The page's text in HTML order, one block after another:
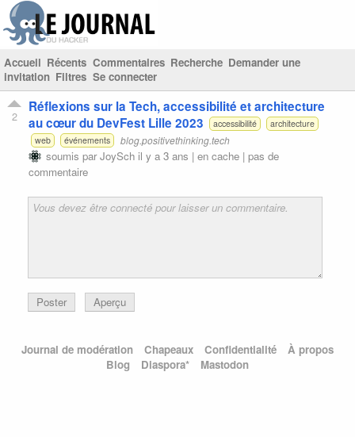
Accueil Récents Commentaires Recherche Demander une
invitation Filtres Se connecter
2
Réflexions sur la Tech, accessibilité et architecture
au cœur du DevFest Lille 2023
accessibilité
architecture
web
événements blog.positivethinking.tech
soumis parJoySch il y a 3 ans | en cache | pas de
commentaire
Poster Aperçu
Journal de modération Chapeaux Confidentialité
À propos
Blog
Diaspora* Mastodon